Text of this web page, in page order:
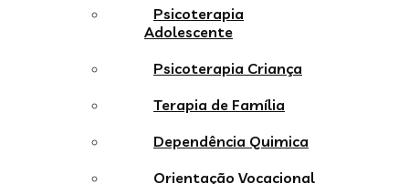
Psicoterapia
Adolescente
Psicoterapia Criança
Terapia de Família
Dependência Quimica
Orientação Vocacional